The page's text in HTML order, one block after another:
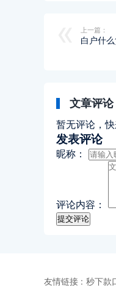
上一篇：
白户什
文章评论
暂无评论，快
发表评论
昵称：
评论内容：
友情链接 : 秒下款